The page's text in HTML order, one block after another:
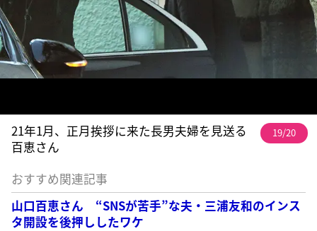
21年1月、正月挨拶に来た長男夫婦を見送る
百恵さん
19/20
おすすめ関連記事
山口百恵さん “SNSが苦手”な夫・三浦友和のインス
タ開設を後押ししたワケ